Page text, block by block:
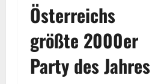
Österreichs
größte 2000er
Party des Jahres